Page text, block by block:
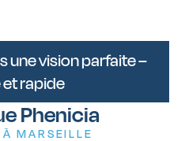
une vision parfaite –
rapide
Phenicia
MARSEILLE